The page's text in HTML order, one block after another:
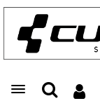
Toggle navigation